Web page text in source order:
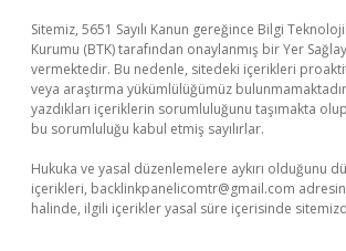
Sitemiz, 5651 Sayılı Kanun gereğince Bilgi
Kurumu (BTK) tarafından onaylanmış bir Yer
vermektedir. Bu nedenle, sitedeki içerikleri
veya araştırma yükümlülüğümüz
yazdıkları içeriklerin sorumluluğunu taşımakta
bu sorumluluğu kabul etmiş sayılırlar.
Hukuka ve yasal düzenlemelere aykırı olduğunu
içerikleri, backlinkpanelicomtr@gmail.com
halinde, ilgili içerikler yasal süre içerisinde